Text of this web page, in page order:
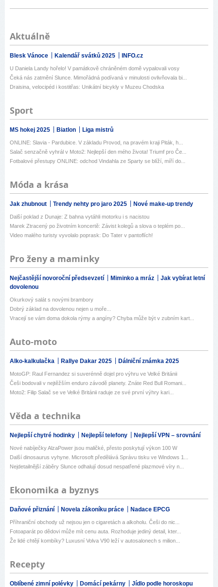
Aktuálně
Blesk Vánoce Kalendář svátků 2025 INFO.cz
U Daniela Landy hořelo! V památkově chráněném domě vypalovali vosy
Čeká nás zatmění Slunce. Mimořádná podívaná v minulosti ovlivňovala bi...
Draisina, velocipéd i kostitřas: Unikátní bicykly v Muzeu Chodska
Sport
MS hokej 2025 Biatlon Liga mistrů
ONLINE: Slavia - Pardubice. V základu Provod, na pravém kraji Piták, h...
Salač senzačně vyhrál v Moto2: Nejlepší den mého života! Triumf pro Če...
Fotbalové přestupy ONLINE: odchod Vindahla ze Sparty se blíží, míří do...
Móda a krása
Jak zhubnout Trendy nehty pro jaro 2025 Nové make-up trendy
Další poklad z Dunaje: Z bahna vytáhli motorku i s nacistou
Marek Ztracený po životním koncertě: Závist kolegů a slova o teplém po...
Video malého turisty vyvolalo poprask: Do Tater v pantoflích!
Pro ženy a maminky
Nejčastější novoroční předsevzetí Miminko a mráz
Jak vybírat letní
dovolenou
Okurkový salát s novými brambory
Dobrý základ na dovolenou nejen u moře...
Vracejí se vám doma dokola rýmy a angíny? Chyba může být v zubním kart...
Auto-moto
Alko-kalkulačka Rallye Dakar 2025 Dálniční známka 2025
MotoGP: Raul Fernandez si suverénně dojel pro výhru ve Velké Británii
Češi bodovali v nejtěžším enduro závodě planety. Znáte Red Bull Romani...
Moto2: Filip Salač se ve Velké Británii raduje ze své první výhry kari...
Věda a technika
Nejlepší chytré hodinky Nejlepší telefony Nejlepší VPN – srovnání
Nové nabíječky AlzaPower jsou maličké, přesto poskytují výkon 100 W
Další dinosaurus vyhyne. Microsoft předělává Správu tisku ve Windows 1...
Nejdetailnější záběry Slunce odhalují dosud nespatřené plazmové víry n...
Ekonomika a byznys
Daňové přiznání Novela zákoníku práce Nadace EPCG
Příhraniční obchody už nejsou jen o cigaretách a alkoholu. Češi do nic...
Fotoaparát po dědovi může mít cenu auta. Rozhoduje jediný detail, kter...
Že lidé chtějí kombíky? Luxusní Volva V90 leží v autosalonech s milion...
Recepty
Oblíbené zimní polévky Domácí pekárny Jídlo podle horoskopu